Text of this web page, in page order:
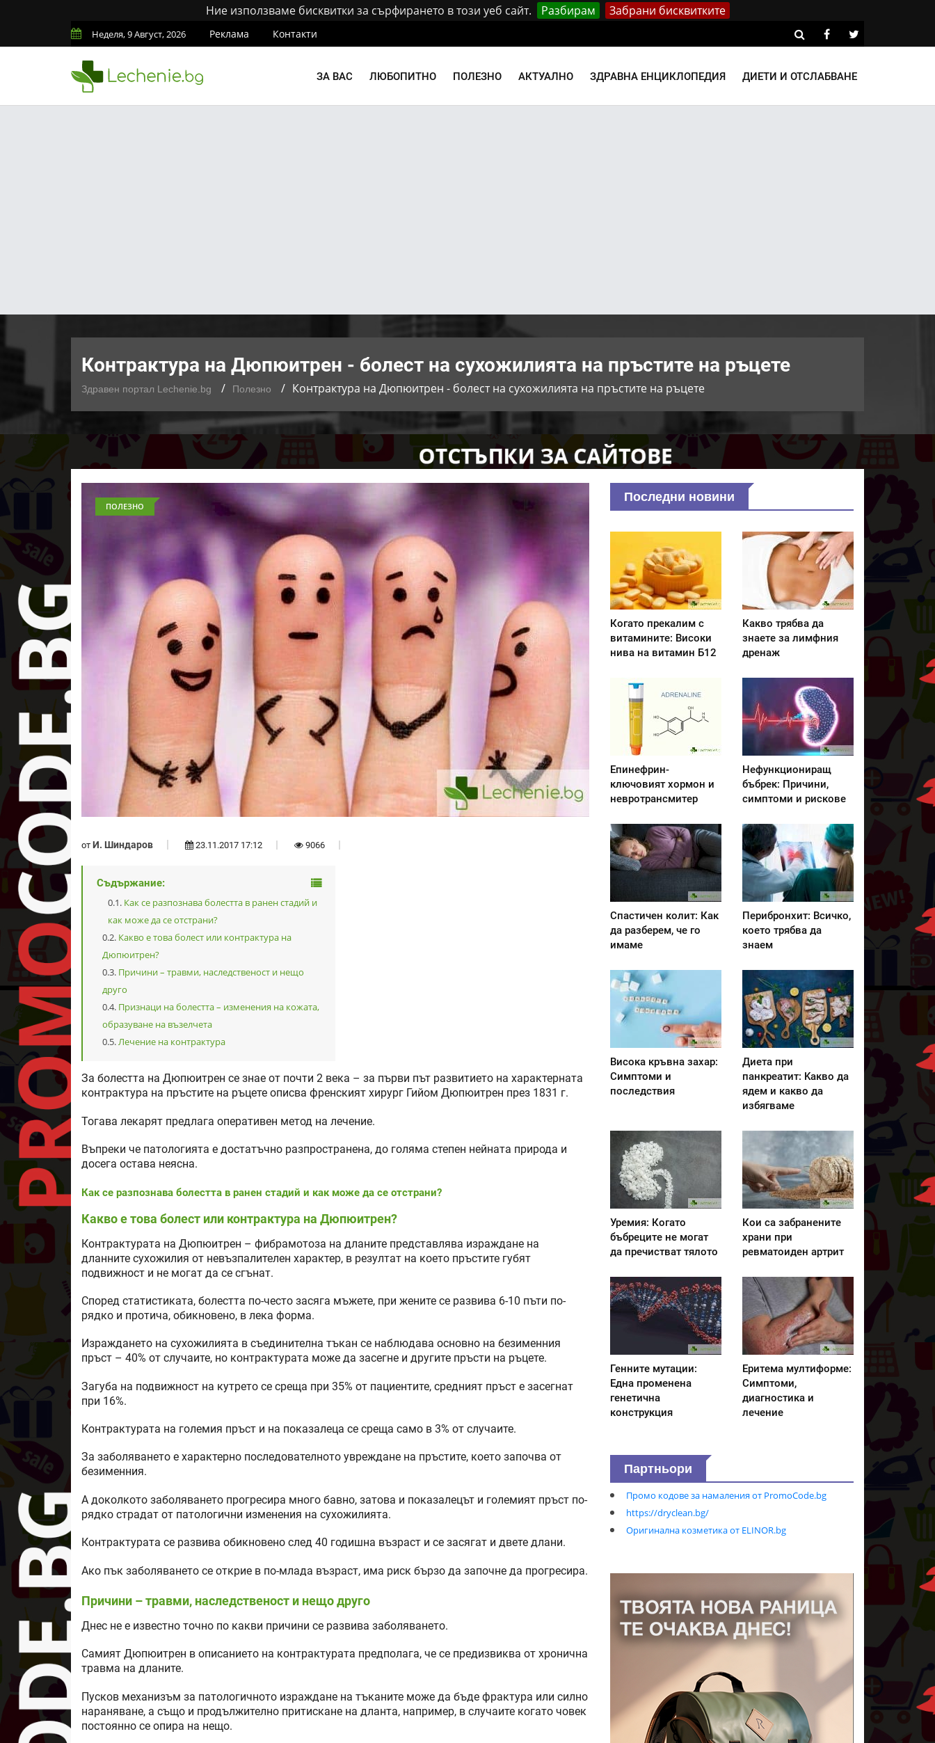
Ние използваме бисквитки за сърфирането в този уеб сайт. Разбирам Забрани бисквитките
Неделя, 9 Август, 2026 Реклама Контакти
ЗА ВАС ЛЮБОПИТНО ПОЛЕЗНО АКТУАЛНО ЗДРАВНА ЕНЦИКЛОПЕДИЯ ДИЕТИ И ОТСЛАБВАНЕ
Контрактура на Дюпюитрен - болест на сухожилията на пръстите на ръцете
Здравен портал Lechenie.bg Полезно Контрактура на Дюпюитрен - болест на сухожилията на пръстите на ръцете
ПОЛЕЗНО
от И. Шиндаров 23.11.2017 17:12 9066
Съдържание:
Как се разпознава болестта в ранен стадий и
как може да се отстрани?
Какво е това болест или контрактура на
Дюпюитрен?
Причини – травми, наследственост и нещо
друго
Признаци на болестта – изменения на кожата,
образуване на възелчета
Лечение на контрактура
За болестта на Дюпюитрен се знае от почти 2 века – за първи път развитието на характерната
контрактура на пръстите на ръцете описва френският хирург Гийом Дюпюитрен през 1831 г.
Тогава лекарят предлага оперативен метод на лечение.
Въпреки че патологията е достатъчно разпространена, до голяма степен нейната природа и
досега остава неясна.
Как се разпознава болестта в ранен стадий и как може да се отстрани?
Какво е това болест или контрактура на Дюпюитрен?
Контрактурата на Дюпюитрен – фибрамотоза на дланите представлява израждане на
дланните сухожилия от невъзпалителен характер, в резултат на което пръстите губят
подвижност и не могат да се сгънат.
Според статистиката, болестта по-често засяга мъжете, при жените се развива 6-10 пъти по-
рядко и протича, обикновено, в лека форма.
Израждането на сухожилията в съединителна тъкан се наблюдава основно на безименния
пръст – 40% от случаите, но контрактурата може да засегне и другите пръсти на ръцете.
Загуба на подвижност на кутрето се среща при 35% от пациентите, средният пръст е засегнат
при 16%.
Контрактурата на големия пръст и на показалеца се среща само в 3% от случаите.
За заболяването е характерно последователното увреждане на пръстите, което започва от
безименния.
А доколкото заболяването прогресира много бавно, затова и показалецът и големият пръст по-
рядко страдат от патологични изменения на сухожилията.
Контрактурата се развива обикновено след 40 годишна възраст и се засягат и двете длани.
Ако пък заболяването се открие в по-млада възраст, има риск бързо да започне да прогресира.
Причини – травми, наследственост и нещо друго
Днес не е известно точно по какви причини се развива заболяването.
Самият Дюпюитрен в описанието на контрактурата предполага, че се предизвиква от хронична
травма на дланите.
Пусков механизъм за патологичното израждане на тъканите може да бъде фрактура или силно
нараняване, а също и продължително притискане на дланта, например, в случаите когато човек
постоянно се опира на нещо.
Последни новини
Когато прекалим с
витамините: Високи
нива на витамин Б12
Какво трябва да
знаете за лимфния
дренаж
Епинефрин-
ключовият хормон и
невротрансмитер
Нефункциониращ
бъбрек: Причини,
симптоми и рискове
Спастичен колит: Как
да разберем, че го
имаме
Перибронхит: Всичко,
което трябва да
знаем
Висока кръвна захар:
Симптоми и
последствия
Диета при
панкреатит: Kакво да
ядем и какво да
избягваме
Уремия: Когато
бъбреците не могат
да пречистват тялото
Кои са забранените
храни при
ревматоиден артрит
Генните мутации:
Една променена
генетична
конструкция
Еритема мултиформе:
Симптоми,
диагностика и
лечение
Партньори
Промо кодове за намаления от PromoCode.bg
https://dryclean.bg/
Оригинална козметика от ELINOR.bg